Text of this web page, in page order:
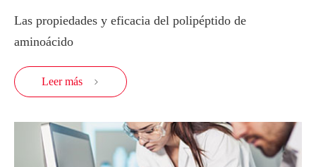
Las propiedades y eficacia del polipéptido de
aminoácido
Leer más 